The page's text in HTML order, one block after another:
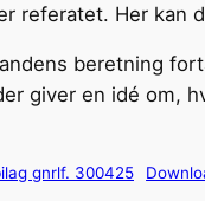
referatet. Her kan
beretning
giver en idé om,
gnrlf. 300425